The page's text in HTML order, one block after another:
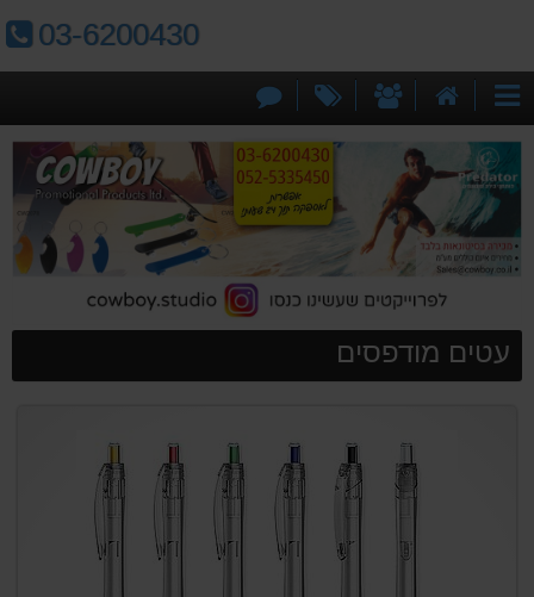
טלפון:
03-6200430
קטגוריות
הבית
אודותינומבצעים
קשר
עטים מודפסים